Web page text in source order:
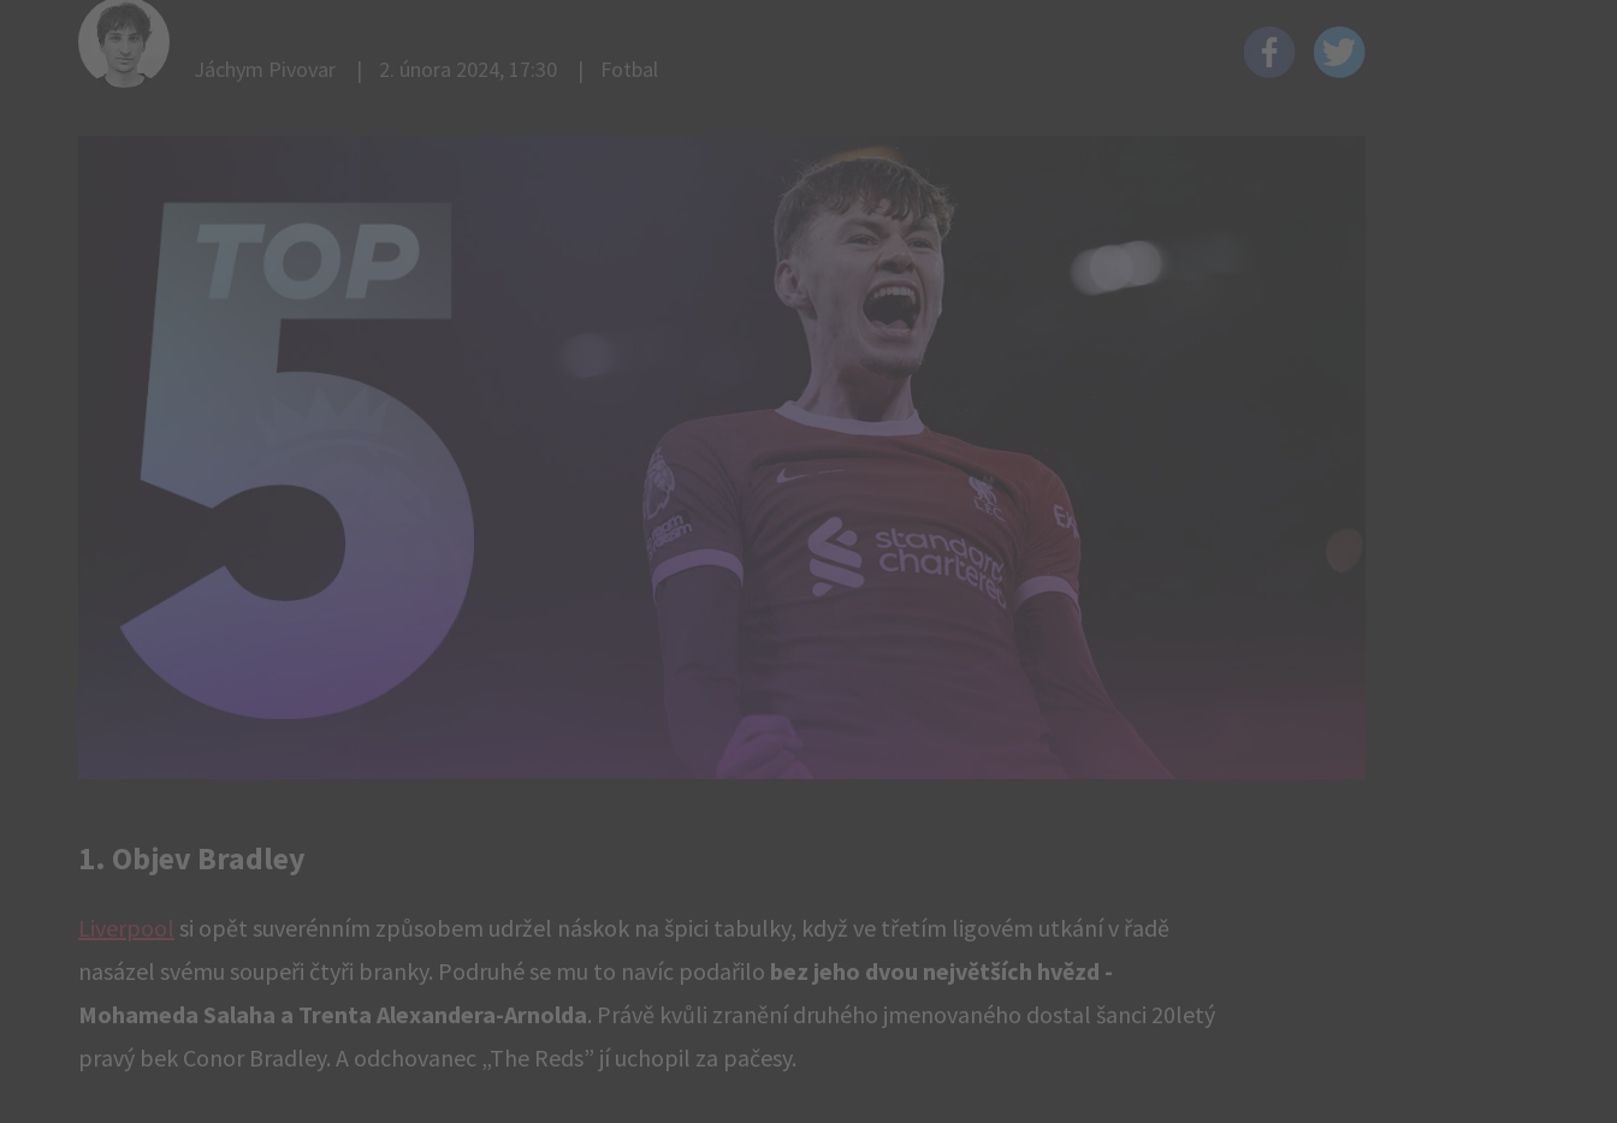
Jáchym Pivovar 2. února 2024, 17:30 Fotbal
1. Objev Bradley
Liverpool si opět suverénním způsobem udržel náskok na špici tabulky, když ve třetím ligovém utkání v řadě
nasázel svému soupeři čtyři branky. Podruhé se mu to navíc podařilo bez jeho dvou největších hvězd -
Mohameda Salaha a Trenta Alexandera-Arnolda. Právě kvůli zranění druhého jmenovaného dostal šanci 20letý
pravý bek Conor Bradley. A odchovanec „The Reds” jí uchopil za pačesy.